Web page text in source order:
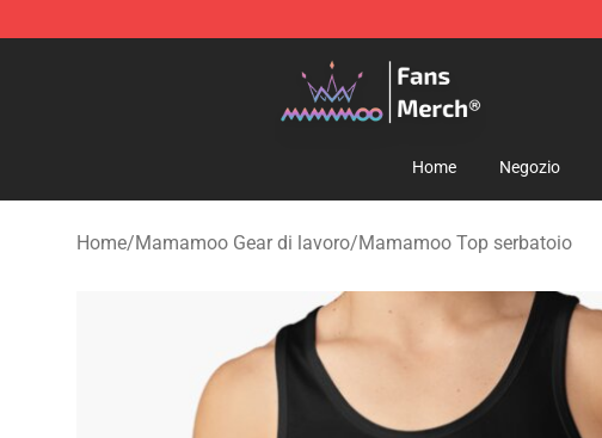
Mamamoo Store - Official Mamamoo Merchandise Shop
Home Negozio
Home/Mamamoo Gear di lavoro/Mamamoo Top serbatoio